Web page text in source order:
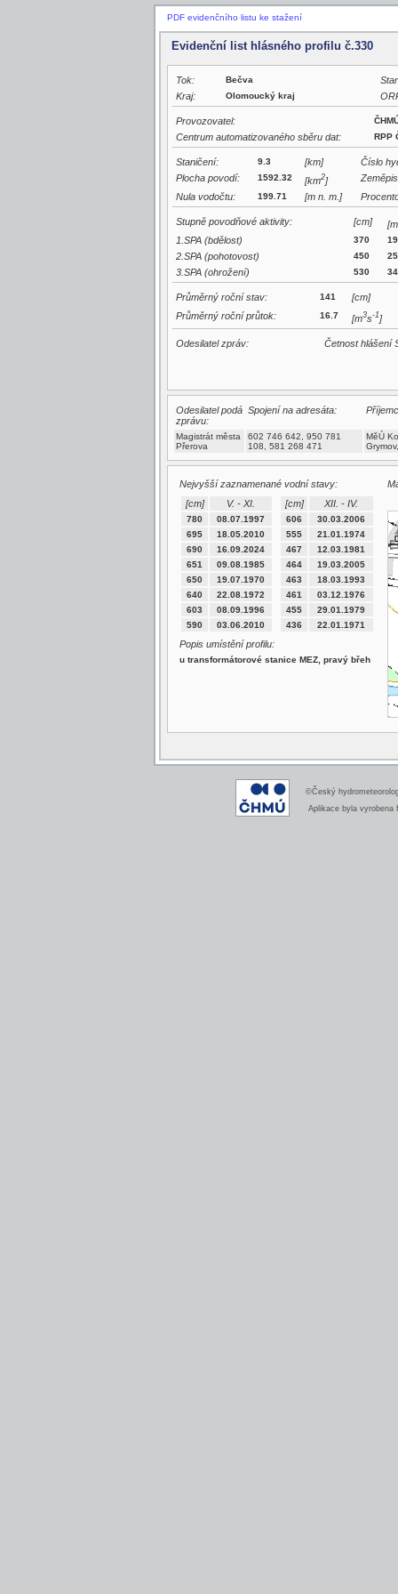
PDF evidenčního listu ke stažení
Evidenční list hlásného profilu č.330
Tok: Bečva
Kraj:
Olomoucký kraj
Provozovatel:
Centrum automatizovaného sběru dat: RPP
Staničení: 9.3 [km]
Číslo
Plocha povodí:
1592.32 [km2]
Nula vodočtu:
199.71 [m n. m.]
Stupně povodňové aktivity: [cm]
[m
1.SPA (bdělost)
370
2.SPA (pohotovost) 450
3.SPA (ohrožení) 530
Průměrný roční stav: 141
[cm]
Průměrný roční průtok:
16.7 [m3s-1]
Odesilatel zpráv: Četnost hlášení
Odesilatel podá
zprávu:
Spojení na adresáta:
Magistrát města
Přerova
602 746 642, 950 781
108, 581 268 471
MěÚ
Nejvyšší zaznamenané vodní stavy:
[cm]
V. - XI.
780
08.07.1997
695
18.05.2010
690
16.09.2024
651
09.08.1985
650
19.07.1970
640
22.08.1972
603
08.09.1996
590
03.06.2010
[cm] XII. - IV.
606
30.03.2006
555
21.01.1974
467
12.03.1981
464
19.03.2005
463
18.03.1993
461
03.12.1976
455
29.01.1979
436
22.01.1971
Popis umístění profilu:
u transformátorové stanice MEZ, pravý břeh
©Český
Aplikace byla vyrobena